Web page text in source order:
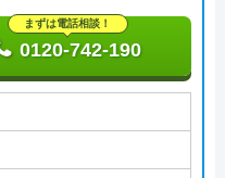
まずは電話相談！
0120-742-190